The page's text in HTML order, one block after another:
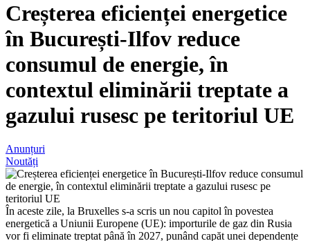
Creșterea eficienței energetice
în București-Ilfov reduce
consumul de energie, în
contextul eliminării treptate a
gazului rusesc pe teritoriul UE
Anunțuri
Noutăți
În aceste zile, la Bruxelles s-a scris un nou capitol în povestea
energetică a Uniunii Europene (UE): importurile de gaz din Rusia
vor fi eliminate treptat până în 2027, punând capăt unei dependențe